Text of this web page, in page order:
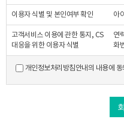
'회원'이라 함은 “몰”에 회원등록을 한
이용할 수 있는 자를 말합니다.
'비회원'이라 함은 회원에 가입하지 않
말합니다.
처리할 수 있는 곳의 주소를 포함), 전
이용자 식별 및 본인여부 확인 아
고객서비스 이용에 관한 통지, CS
대응을 위한 이용자 식별
연
화
개인정보처리방침안내의 내용에 동